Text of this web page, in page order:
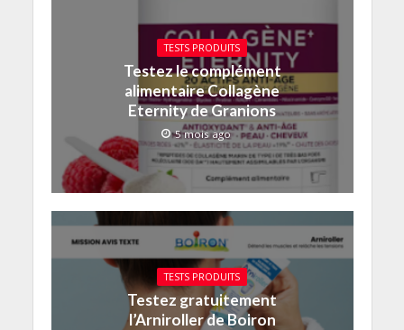
TESTS PRODUITS
Testez le complément
alimentaire Collagène
Eternity de Granions
5 mois ago
TESTS PRODUITS
Testez gratuitement
l’Arniroller de Boiron